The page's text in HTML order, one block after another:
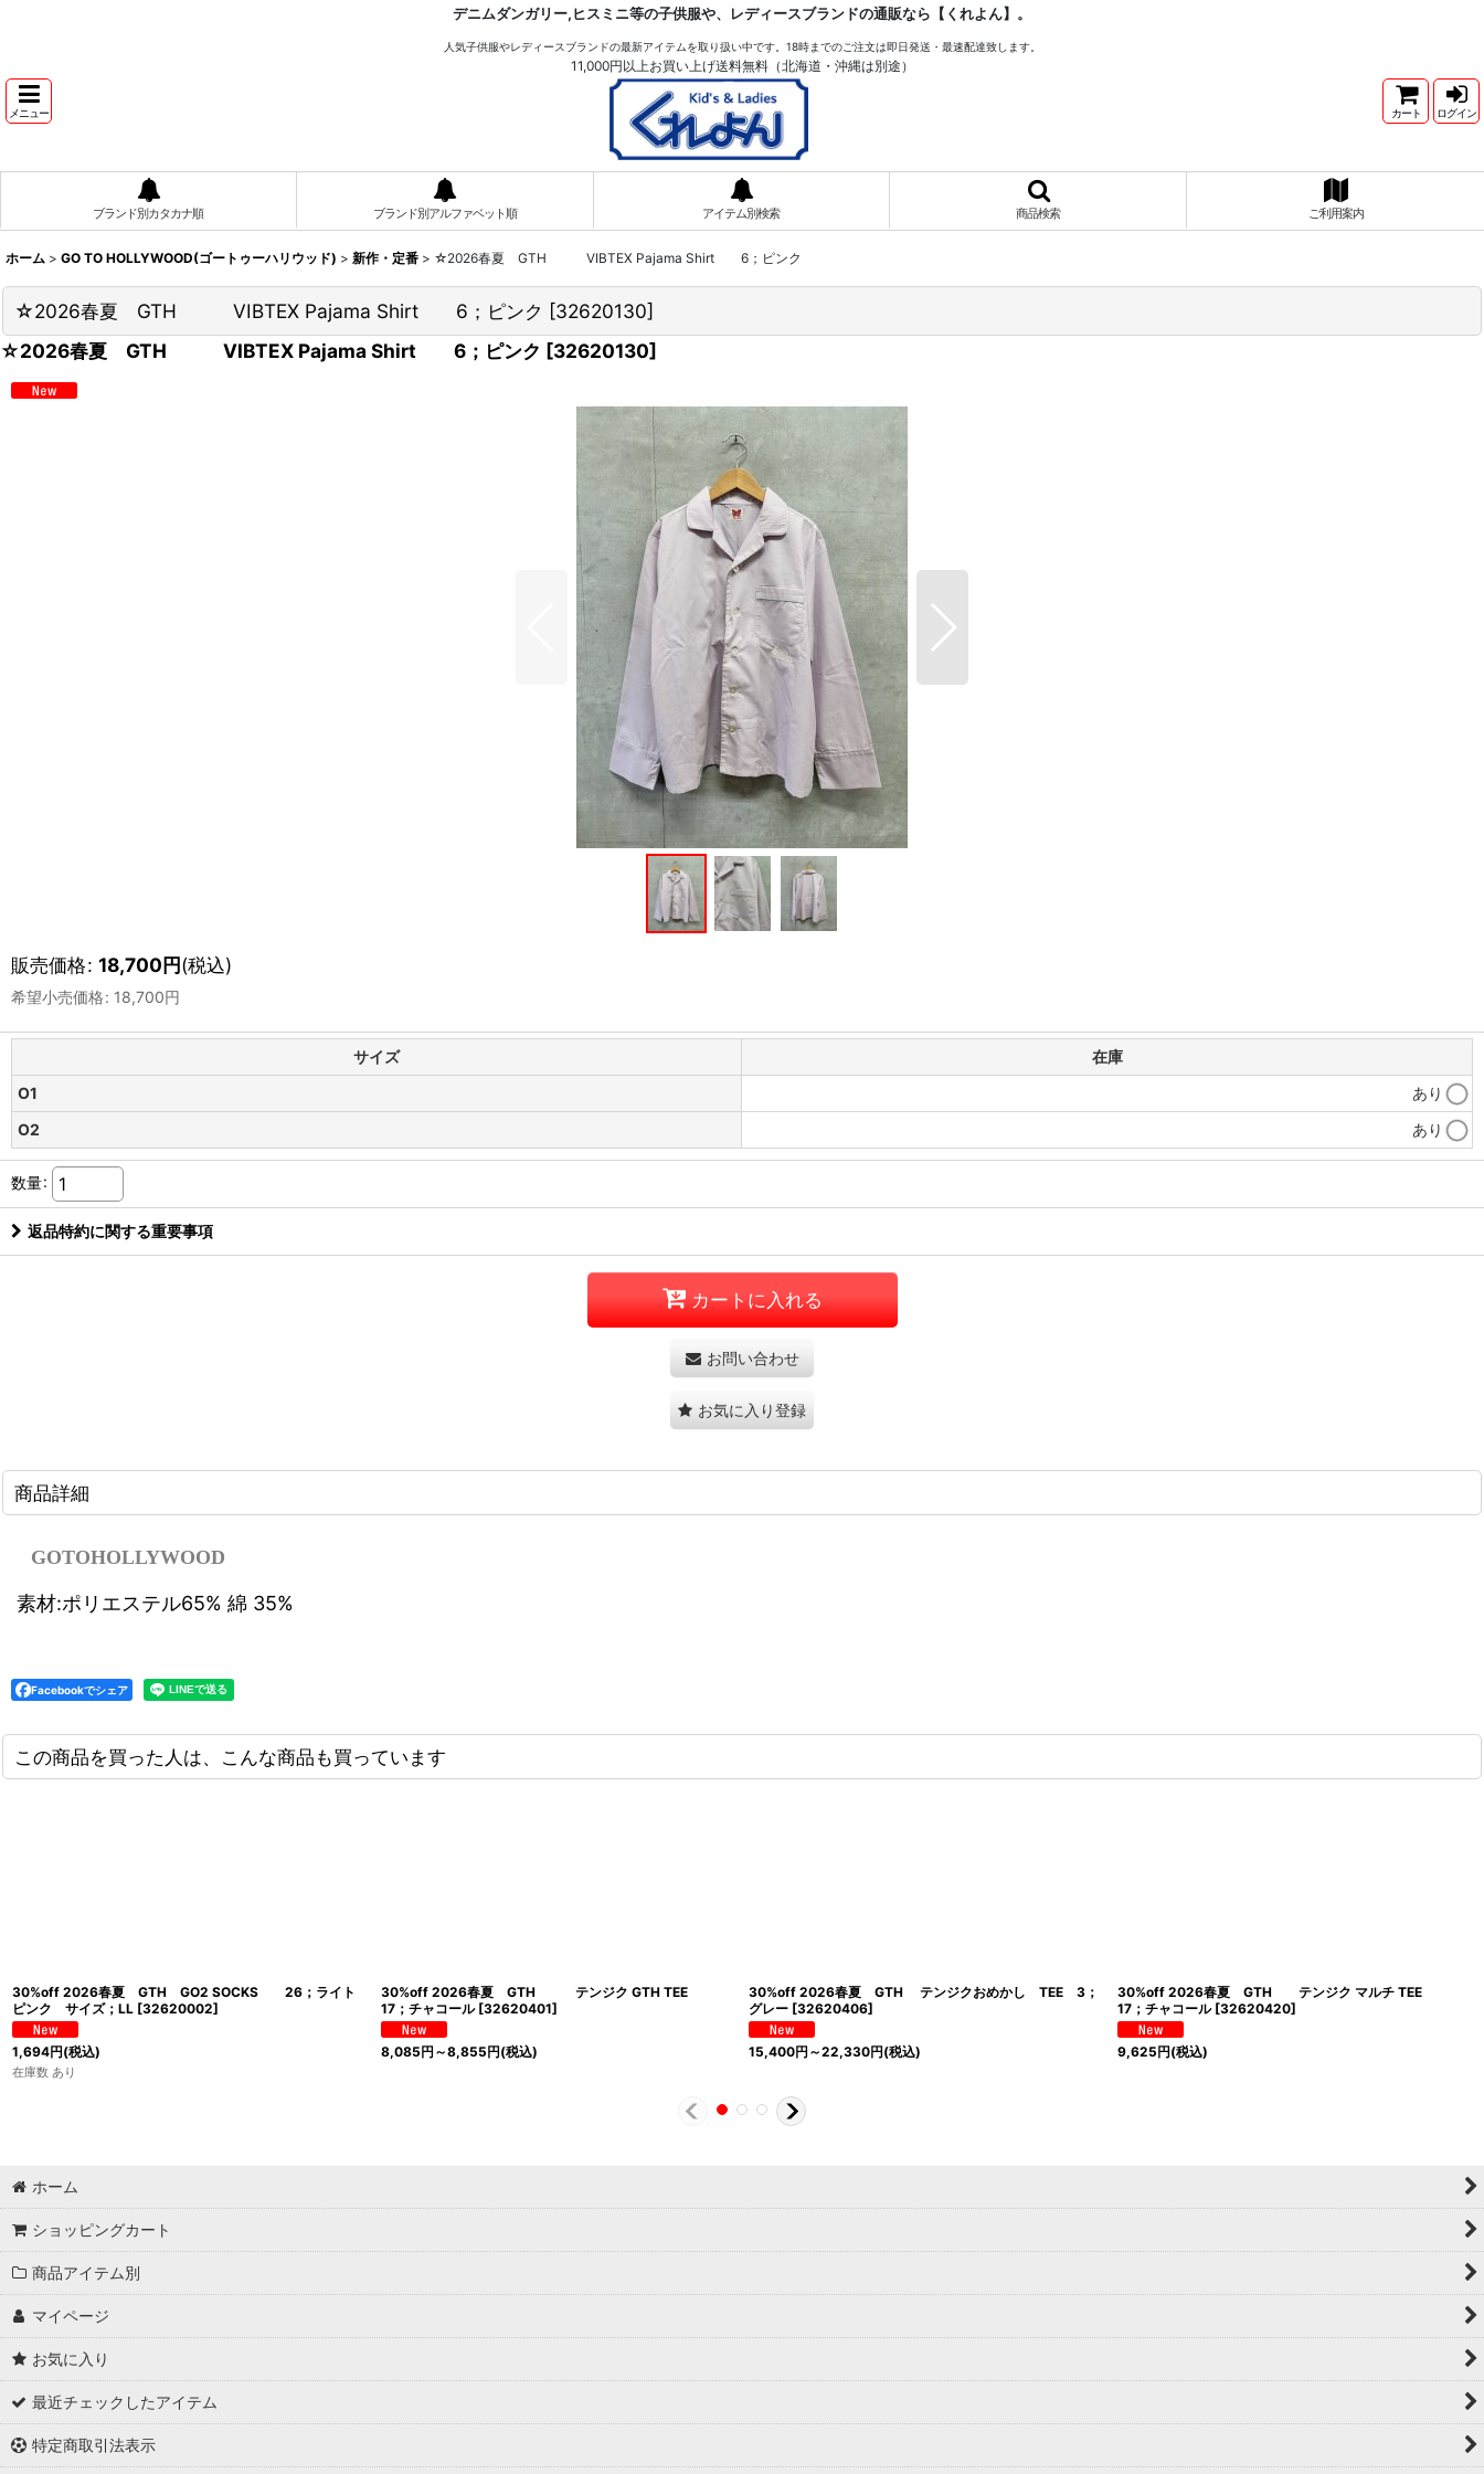
デニムダンガリー,ヒスミニ等の子供服や、レディースブランドの通販なら【くれよん】。
人気子供服やレディースブランドの最新アイテムを取り扱い中です。18時までのご注文は即日発送・最速配達致します。
11,000円以上お買い上げ送料無料（北海道・沖縄は別途）
メニュー カート ログイン
ブランド別カタカナ順 ブランド別アルファベット順 アイテム別検索 商品検索 ご利用案内
ホーム > GO TO HOLLYWOOD(ゴートゥーハリウッド) > 新作・定番 > ☆2026春夏 GTH VIBTEX Pajama Shirt 6；ピンク
☆2026春夏 GTH VIBTEX Pajama Shirt 6；ピンク [32620130]
☆2026春夏 GTH VIBTEX Pajama Shirt 6；ピンク [32620130]
販売価格: 18,700円(税込)
希望小売価格: 18,700円
サイズ
在庫
O1
あり
O2
あり
数量:
返品特約に関する重要事項
カートに入れる
お問い合わせ
お気に入り登録
商品詳細
GOTOHOLLYWOOD
素材:ポリエステル65% 綿 35%
Facebookでシェア
この商品を買った人は、こんな商品も買っています
30%off 2026春夏 GTH GO2 SOCKS 26；ライト
ピンク サイズ；LL [32620002]
1,694円(税込)
在庫数 あり
30%off 2026春夏 GTH テンジク GTH TEE
17；チャコール [32620401]
8,085円 ～8,855円(税込)
30%off 2026春夏 GTH テンジクおめかし TEE 3；
グレー [32620406]
15,400円 ～22,330円(税込)
30%off 2026春夏 GTH テンジク マルチ TEE
17；チャコール [32620420]
9,625円(税込)
ホーム
ショッピングカート
商品アイテム別
マイページ
お気に入り
最近チェックしたアイテム
特定商取引法表示